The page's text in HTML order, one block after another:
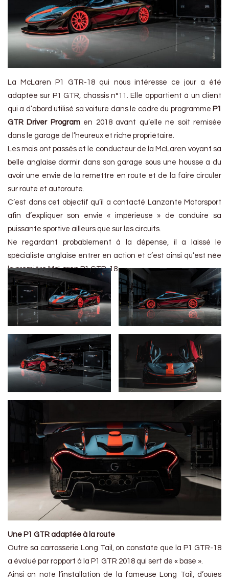
La McLaren P1 GTR-18 qui nous intéresse ce jour a été
adaptée sur P1 GTR, chassis n°11. Elle appartient à un client
qui a d’abord utilisé sa voiture dans le cadre du programme P1
GTR Driver Program en 2018 avant qu’elle ne soit remisée
dans le garage de l’heureux et riche propriétaire.
Les mois ont passés et le conducteur de la McLaren voyant sa
belle anglaise dormir dans son garage sous une housse a du
avoir une envie de la remettre en route et de la faire circuler
sur route et autoroute.
C’est dans cet objectif qu’il a contacté Lanzante Motorsport
afin d’expliquer son envie « impérieuse » de conduire sa
puissante sportive ailleurs que sur les circuits.
Ne regardant probablement à la dépense, il a laissé le
spécialiste anglaise entrer en action et c’est ainsi qu’est née
la première McLaren P1 GTR-18
Une P1 GTR adaptée à la route
Outre sa carrosserie Long Tail, on constate que la P1 GTR-18
a évolué par rapport à la P1 GTR 2018 qui sert de « base ».
Ainsi on note l’installation de la fameuse Long Tail, d’ouïes